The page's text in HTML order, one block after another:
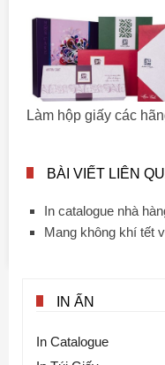
BÀI VIẾT LIÊN
In catalogue nhà
Mang không khí tết
IN ẤN
In Catalogue